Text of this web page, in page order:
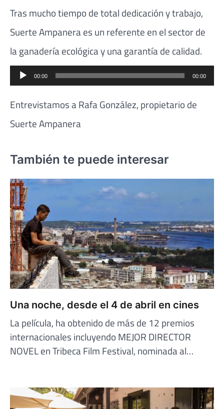
Tras mucho tiempo de total dedicación y trabajo,
Suerte Ampanera es un referente en el sector de
la ganadería ecológica y una garantía de calidad.
Reproductor
audio
00:00 00:00
Entrevistamos a Rafa González, propietario de
Suerte Ampanera
También te puede interesar
Una noche, desde el 4 de abril en cines
La película, ha obtenido de más de 12 premios
internacionales incluyendo MEJOR DIRECTOR
NOVEL en Tribeca Film Festival, nominada al…